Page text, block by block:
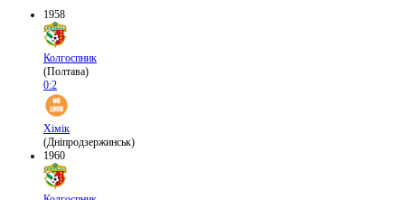
1958
Колгоспник
(Полтава)
0:2
Хімік
(Дніпродзержинськ)
1960